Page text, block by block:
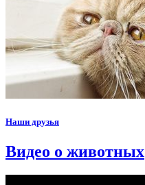
Наши друзья
Видео о животных